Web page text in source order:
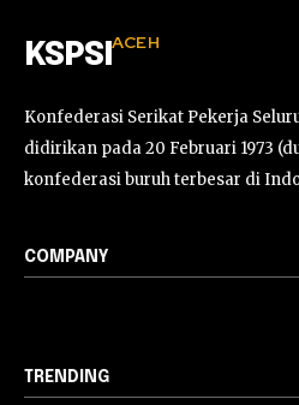
KSPSIACEH
Konfederasi Serikat Pekerja
didirikan pada 20 Februari 1973
konfederasi buruh terbesar di
COMPANY
TRENDING